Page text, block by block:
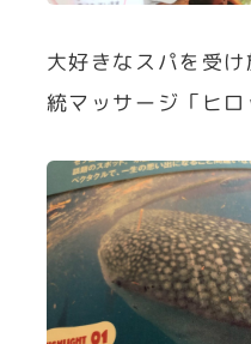
大好きなスパを受
統マッサージ「ヒ